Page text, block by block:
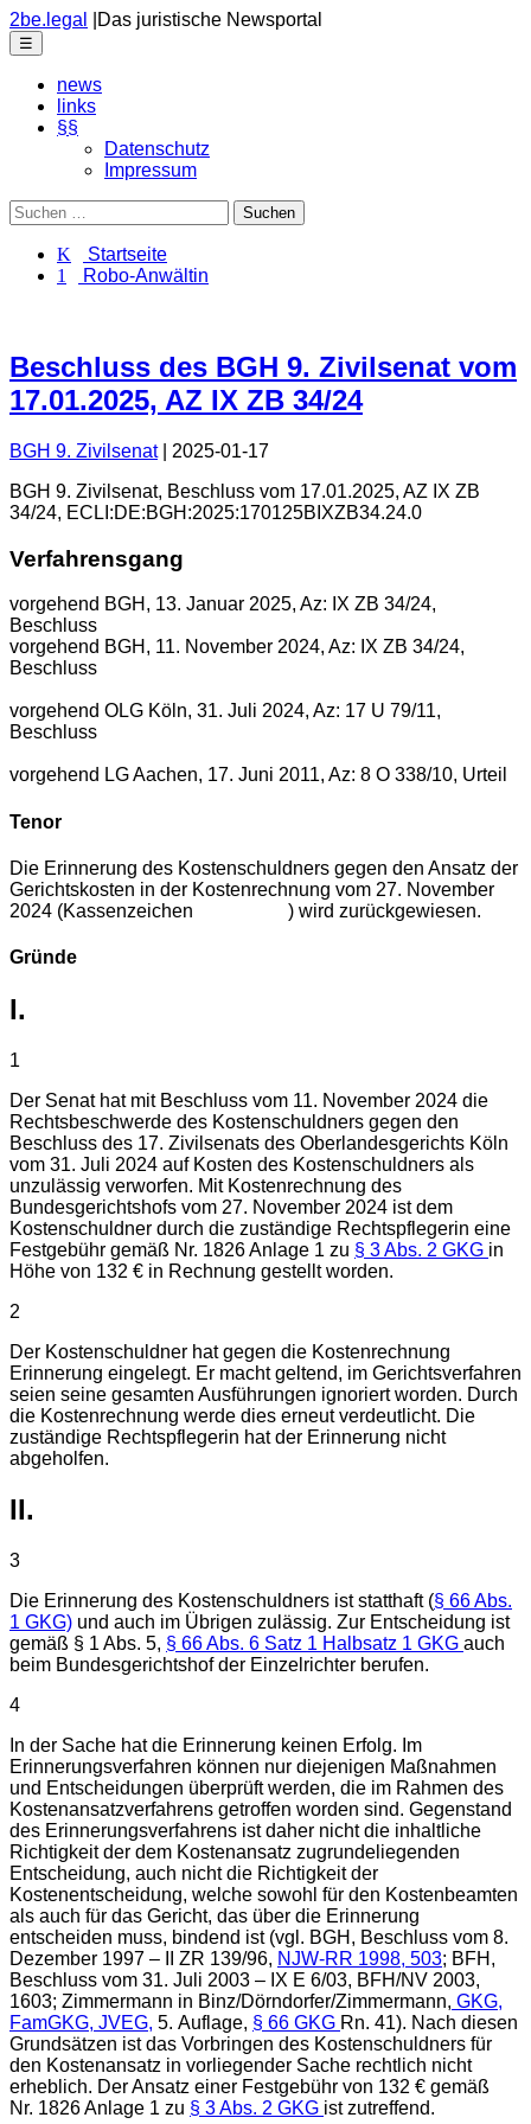
Skip
to
the
content
2be.legal Das juristische Newsportal
☰
news
links
§§
Datenschutz
Impressum
Suchen
nach:
K Startseite
1 Robo-Anwältin
Beschluss des BGH 9. Zivilsenat vom
17.01.2025, AZ IX ZB 34/24
BGH 9. Zivilsenat
2025-01-17
BGH 9. Zivilsenat, Beschluss vom 17.01.2025, AZ IX ZB
34/24, ECLI:DE:BGH:2025:170125BIXZB34.24.0
Verfahrensgang
vorgehend BGH, 13. Januar 2025, Az: IX ZB 34/24,
Beschluss
vorgehend BGH, 11. November 2024, Az: IX ZB 34/24,
Beschluss
vorgehend OLG Köln, 31. Juli 2024, Az: 17 U 79/11,
Beschluss
vorgehend LG Aachen, 17. Juni 2011, Az: 8 O 338/10, Urteil
Tenor
Die Erinnerung des Kostenschuldners gegen den Ansatz der
Gerichtskosten in der Kostenrechnung vom 27. November
2024 (Kassenzeichen ) wird zurückgewiesen.
Gründe
I.
1
Der Senat hat mit Beschluss vom 11. November 2024 die
Rechtsbeschwerde des Kostenschuldners gegen den
Beschluss des 17. Zivilsenats des Oberlandesgerichts Köln
vom 31. Juli 2024 auf Kosten des Kostenschuldners als
unzulässig verworfen. Mit Kostenrechnung des
Bundesgerichtshofs vom 27. November 2024 ist dem
Kostenschuldner durch die zuständige Rechtspflegerin eine
Festgebühr gemäß Nr. 1826 Anlage 1 zu § 3 Abs. 2 GKG in
Höhe von 132 € in Rechnung gestellt worden.
2
Der Kostenschuldner hat gegen die Kostenrechnung
Erinnerung eingelegt. Er macht geltend, im Gerichtsverfahren
seien seine gesamten Ausführungen ignoriert worden. Durch
die Kostenrechnung werde dies erneut verdeutlicht. Die
zuständige Rechtspflegerin hat der Erinnerung nicht
abgeholfen.
II.
3
Die Erinnerung des Kostenschuldners ist statthaft (§ 66 Abs.
1 GKG) und auch im Übrigen zulässig. Zur Entscheidung ist
gemäß § 1 Abs. 5, § 66 Abs. 6 Satz 1 Halbsatz 1 GKG auch
beim Bundesgerichtshof der Einzelrichter berufen.
4
In der Sache hat die Erinnerung keinen Erfolg. Im
Erinnerungsverfahren können nur diejenigen Maßnahmen
und Entscheidungen überprüft werden, die im Rahmen des
Kostenansatzverfahrens getroffen worden sind. Gegenstand
des Erinnerungsverfahrens ist daher nicht die inhaltliche
Richtigkeit der dem Kostenansatz zugrundeliegenden
Entscheidung, auch nicht die Richtigkeit der
Kostenentscheidung, welche sowohl für den Kostenbeamten
als auch für das Gericht, das über die Erinnerung
entscheiden muss, bindend ist (vgl. BGH, Beschluss vom 8.
Dezember 1997 – II ZR 139/96, NJW-RR 1998, 503; BFH,
Beschluss vom 31. Juli 2003 – IX E 6/03, BFH/NV 2003,
1603; Zimmermann in Binz/Dörndorfer/Zimmermann, GKG,
FamGKG, JVEG, 5. Auflage, § 66 GKG Rn. 41). Nach diesen
Grundsätzen ist das Vorbringen des Kostenschuldners für
den Kostenansatz in vorliegender Sache rechtlich nicht
erheblich. Der Ansatz einer Festgebühr von 132 € gemäß
Nr. 1826 Anlage 1 zu § 3 Abs. 2 GKG ist zutreffend.